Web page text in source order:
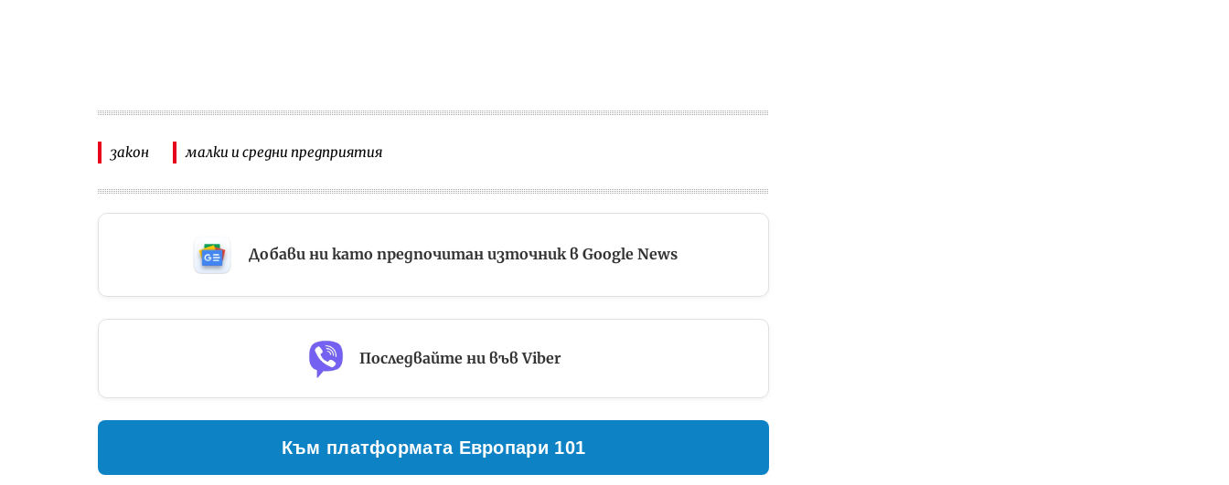
закон малки и средни предприятия
Добави ни като предпочитан източник в Google News
Последвайте ни във Viber
Към платформата Европари 101